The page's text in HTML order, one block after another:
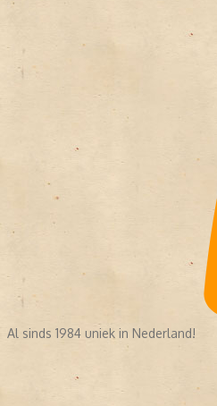
Al sinds 1984 uniek in Nederland!